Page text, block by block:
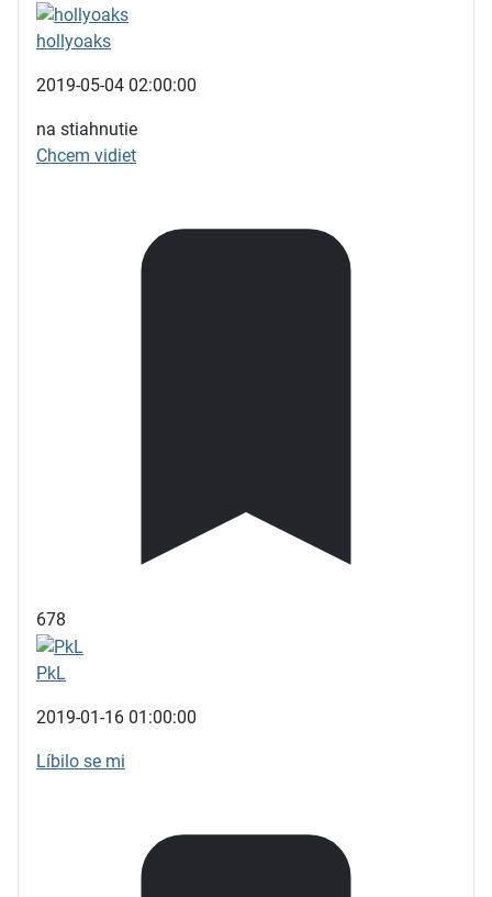
hollyoaks
2019-05-04 02:00:00
na stiahnutie
Chcem vidiet
678
PkL
2019-01-16 01:00:00
Líbilo se mi